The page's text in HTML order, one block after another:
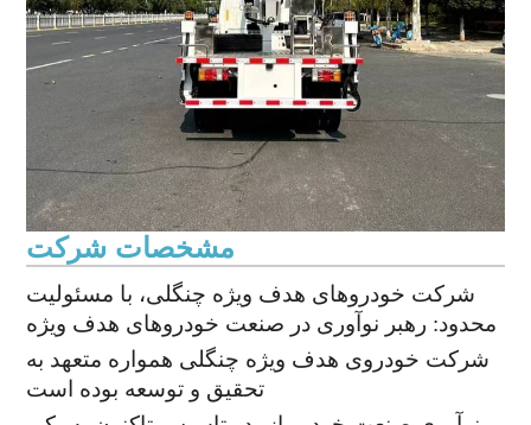
مشخصات شرکت
شرکت خودروهای هدف ویژه چنگلی، با مسئولیت
محدود: رهبر نوآوری در صنعت خودروهای هدف ویژه
شرکت خودروی هدف ویژه چنگلی همواره متعهد به